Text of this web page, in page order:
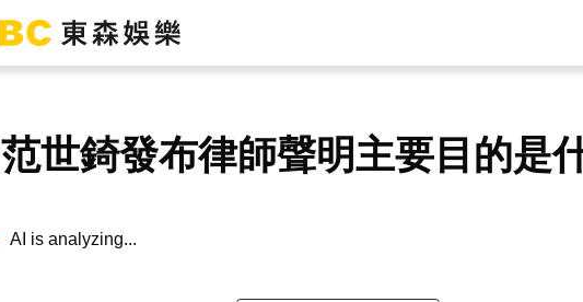
范世錡發布律師聲明主要目的是
AI is analyzing...